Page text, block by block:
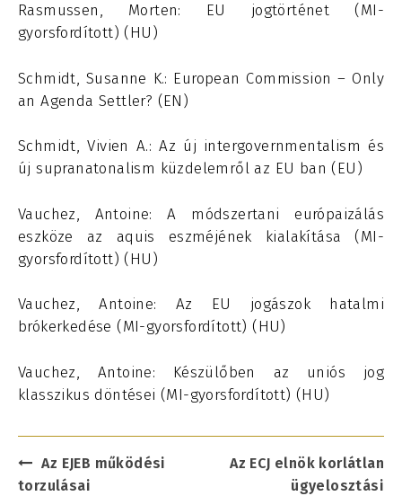
Rasmussen, Morten: EU jogtörténet (MI-
gyorsfordított) (HU)
Schmidt, Susanne K.: European Commission – Only
an Agenda Settler? (EN)
Schmidt, Vivien A.: Az új intergovernmentalism és
új supranatonalism küzdelemről az EU ban (EU)
Vauchez, Antoine: A módszertani európaizálás
eszköze az aquis eszméjének kialakítása (MI-
gyorsfordított) (HU)
Vauchez, Antoine: Az EU jogászok hatalmi
brókerkedése (MI-gyorsfordított) (HU)
Vauchez, Antoine: Készülőben az uniós jog
klasszikus döntései (MI-gyorsfordított) (HU)
Post
navigation
Az EJEB működési
torzulásai
Az ECJ elnök korlátlan
ügyelosztási